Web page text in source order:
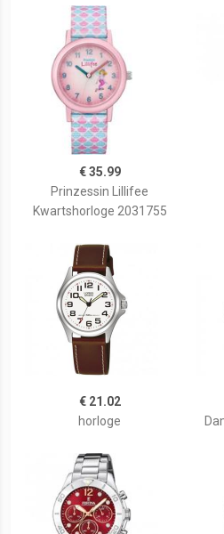
€ 35.99
Prinzessin Lillifee
Kwartshorloge 2031755
€ 21.02
horloge